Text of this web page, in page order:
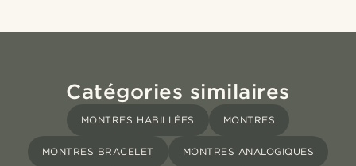
Catégories similaires
MONTRES HABILLÉES MONTRES
MONTRES BRACELET MONTRES ANALOGIQUES